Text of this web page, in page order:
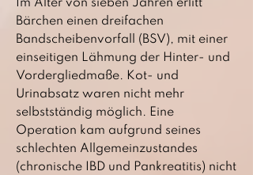
Im Alter von sieben Jahren erlitt
Bärchen einen dreifachen
Bandscheibenvorfall (BSV), mit einer
einseitigen Lähmung der Hinter- und
Vordergliedmaße. Kot- und
Urinabsatz waren nicht mehr
selbstständig möglich. Eine
Operation kam aufgrund seines
schlechten Allgemeinzustandes
(chronische IBD und Pankreatitis) nicht